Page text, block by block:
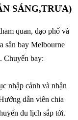
SÁNG,TRƯA)
quan, dạo phố và
sân bay Melbourne
Chuyến bay:
nhập cảnh và nhận
dẫn viên chia
du lịch sắp tới.